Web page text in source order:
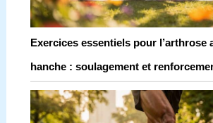
Exercices essentiels pour l’arthrose
hanche : soulagement et